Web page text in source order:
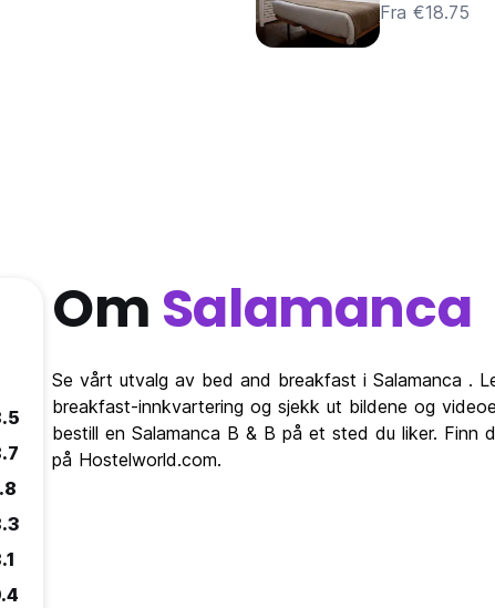
Fra €18.75
Om Salamanca
Se vårt utvalg av bed and breakfast i Salamanca .
breakfast-innkvartering og sjekk ut bildene og
bestill en Salamanca B & B på et sted du liker. Finn
på Hostelworld.com.